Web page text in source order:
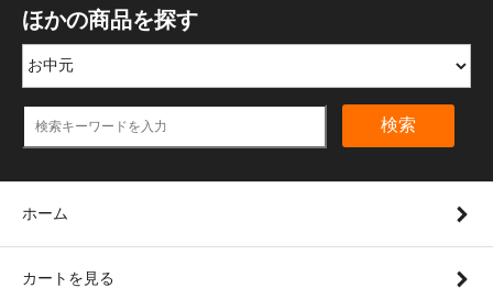
ほかの商品を探す
検索
ホーム
カートを見る